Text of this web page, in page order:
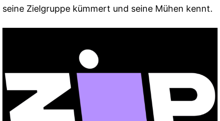
seine Zielgruppe kümmert und seine Mühen kennt.